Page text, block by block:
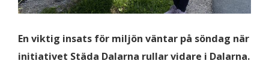
En viktig insats för miljön väntar på söndag när
initiativet Städa Dalarna rullar vidare i Dalarna.